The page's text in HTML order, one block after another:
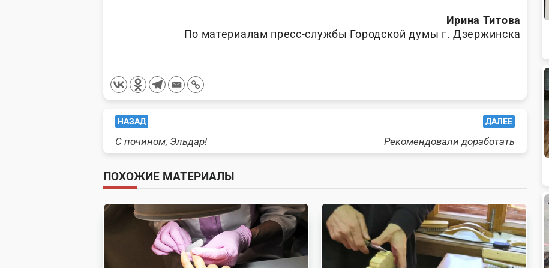
Ирина Титова
По материалам пресс-службы Городской думы г. Дзержинска
<span
class="nav-
subtitle
screen-
reader-
text">Page</span>
НАЗАД
С почином, Эльдар!
ДАЛЕЕ
Рекомендовали доработать
ПОХОЖИЕ МАТЕРИАЛЫ